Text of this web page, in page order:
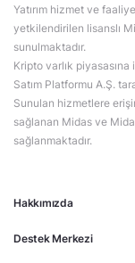
Hakkımızda
Destek Merkezi
Yatırım hizmet ve
yetkilendirilen lisanslı
sunulmaktadır.
Kripto varlık
Satım Platformu A.Ş.
Sunulan hizmetlere
sağlanan Midas ve
sağlanmaktadır.